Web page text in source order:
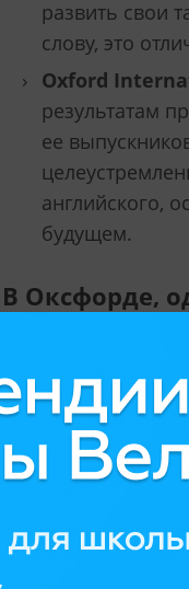
развить свои
слову, это
Oxford
результатам
ее
английского,
будущем.
В Оксфорде,
школах тоже
Атмосфера
оксфордских
Form получают
пользуются
приглашенных
Как устроено